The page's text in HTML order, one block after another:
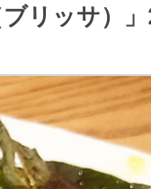
リッサ）